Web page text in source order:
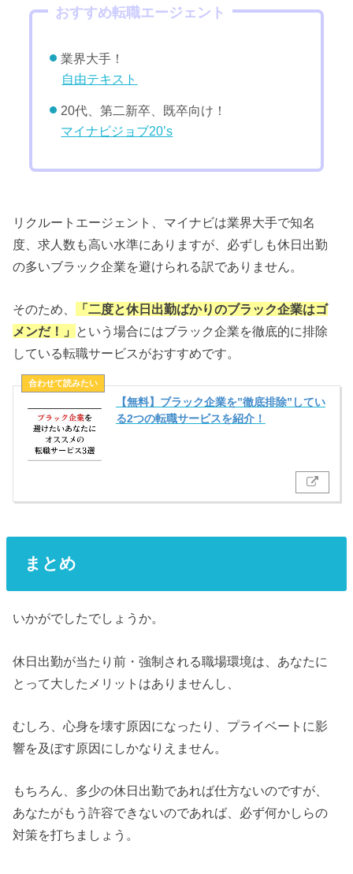
おすすめ転職エージェント
業界大手！
自由テキスト
20代、第二新卒、既卒向け！
マイナビジョブ20’s
リクルートエージェント、マイナビは業界大手で知名
度、求人数も高い水準にありますが、必ずしも休日出勤
の多いブラック企業を避けられる訳でありません。
そのため、
「二度と休日出勤ばかりのブラック企業はゴ
メンだ！」 という場合にはブラック企業を徹底的に排除
している転職サービスがおすすめです。
【無料】ブラック企業を”徹底排除”してい
る2つの転職サービスを紹介！
まとめ
いかがでしたでしょうか。
休日出勤が当たり前・強制される職場環境は、あなたに
とって大したメリットはありませんし、
むしろ、心身を壊す原因になったり、プライベートに影
響を及ぼす原因にしかなりえません。
もちろん、多少の休日出勤であれば仕方ないのですが、
あなたがもう許容できないのであれば、必ず何かしらの
対策を打ちましょう。